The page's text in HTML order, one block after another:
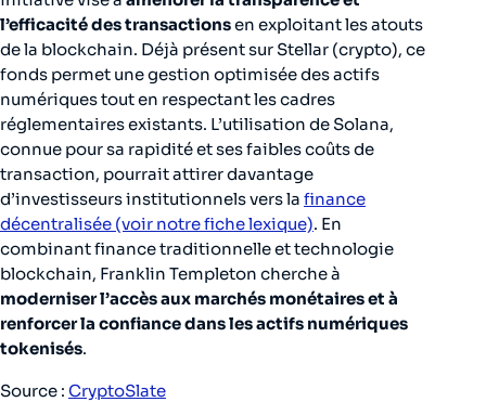
l’efficacité des transactionsen exploitant les atouts
de la blockchain. Déjà présent sur Stellar (crypto), ce
fonds permet une gestion optimisée des actifs
numériques tout en respectant les cadres
réglementaires existants. L’utilisation de Solana,
connue pour sa rapidité et ses faibles coûts de
transaction, pourrait attirer davantage
d’investisseurs institutionnels vers la finance
décentralisée (voir notre fiche lexique). En
combinant finance traditionnelle et technologie
blockchain, Franklin Templeton cherche à
moderniser l’accès aux marchés monétaires et à
renforcer la confiance dans les actifs numériques
tokenisés.
Source : CryptoSlate